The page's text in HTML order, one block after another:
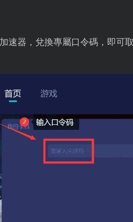
速器，兌換專屬口令碼，即可